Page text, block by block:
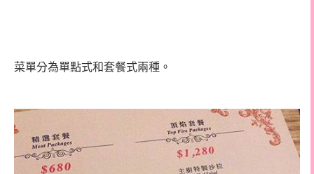
菜單分為單點式和套餐式兩種。